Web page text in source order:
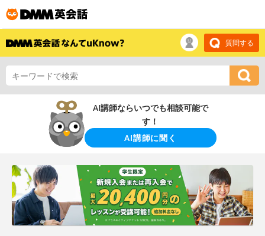
質問する
AI講師ならいつでも相談可能で
す！
AI講師に聞く